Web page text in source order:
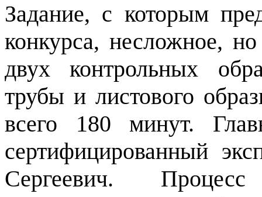
Задание, с которым
конкурса, несложное,
двух контрольных
трубы и листового
всего 180 минут.
сертифицированный
Сергеевич.